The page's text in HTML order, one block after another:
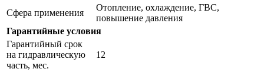
Сфера применения
Отопление, охлаждение, ГВС,
повышение давления
Гарантийные условия
Гарантийный срок
на гидравлическую
часть, мес.
12